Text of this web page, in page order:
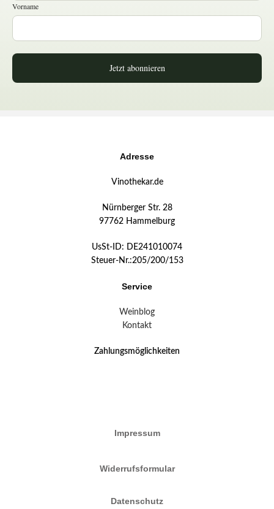
Vorname
Jetzt abonnieren
Adresse
Vinothekar.de
Nürnberger Str. 28
97762 Hammelburg
UsSt-ID: DE241010074
Steuer-Nr.:205/200/153
Service
Weinblog
Kontakt
Zahlungsmöglichkeiten
Impressum
Widerrufsformular
Datenschutz